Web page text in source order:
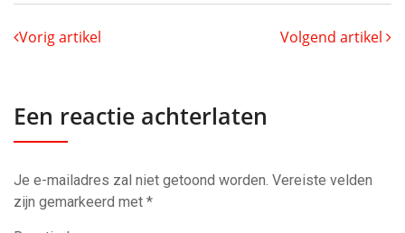
Vorig artikel Volgend artikel
Een reactie achterlaten
Je e-mailadres zal niet getoond worden. Vereiste velden
zijn gemarkeerd met *